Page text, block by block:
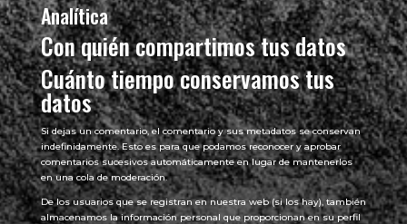
Analítica
Con quién compartimos tus datos
Cuánto tiempo conservamos tus
datos
Si dejas un comentario, el comentario y sus metadatos se conservan
indefinidamente. Esto es para que podamos reconocer y aprobar
comentarios sucesivos automáticamente en lugar de mantenerlos
en una cola de moderación.
De los usuarios que se registran en nuestra web (si los hay), también
almacenamos la información personal que proporcionan en su perfil